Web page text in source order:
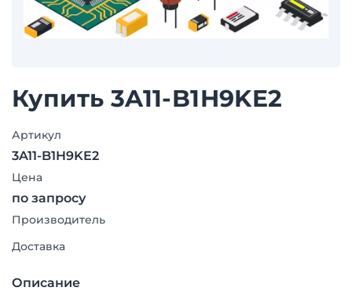
Купить 3A11-B1H9KE2
Артикул
3A11-B1H9KE2
Цена
по запросу
Производитель
Доставка
Описание